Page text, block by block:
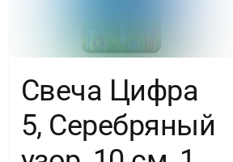
Свеча Цифра
5, Серебряный